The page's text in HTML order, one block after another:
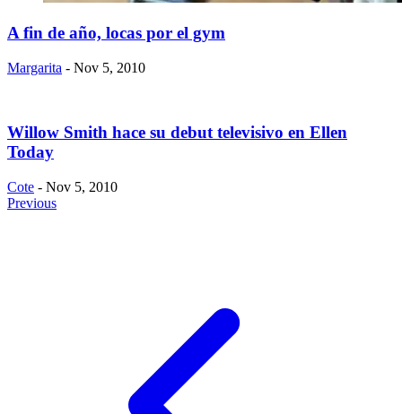
A fin de año, locas por el gym
Margarita - Nov 5, 2010
Willow Smith hace su debut televisivo en Ellen
Today
Cote - Nov 5, 2010
Previous